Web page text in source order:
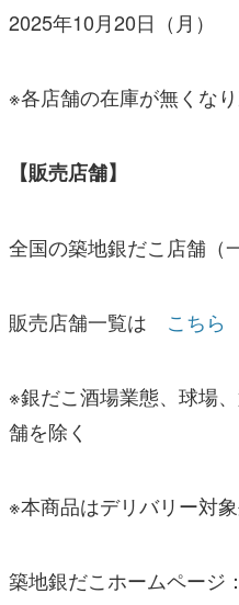
2025年10月20日（月）
※各店舗の在庫が無くな
【販売店舗】
全国の築地銀だこ店舗（
販売店舗一覧は こちら
※銀だこ酒場業態、球場
舗を除く
※本商品はデリバリー対
築地銀だこホームページ：